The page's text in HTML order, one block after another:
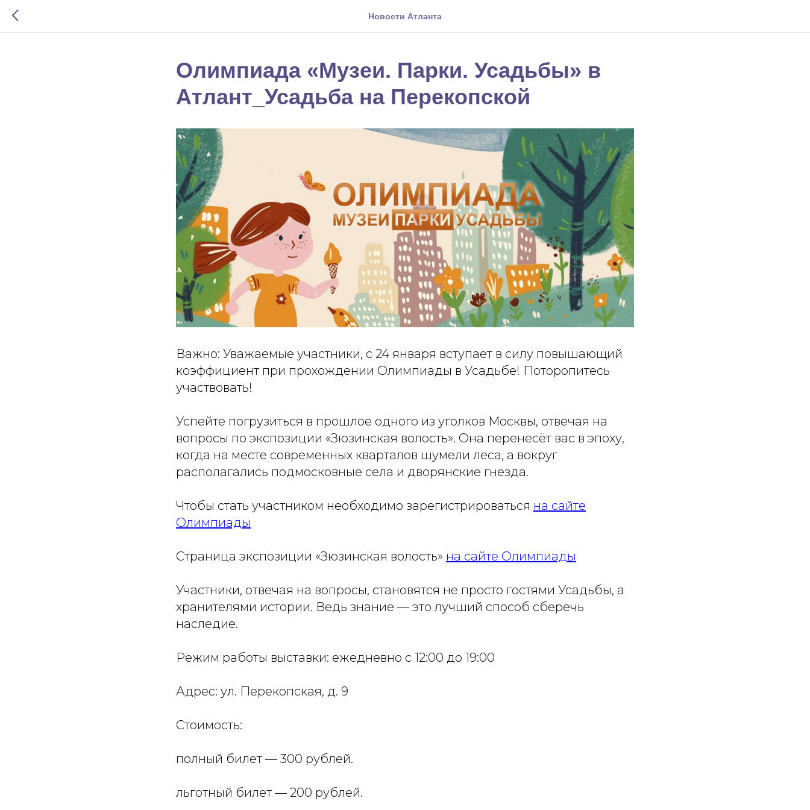
Новости Атланта
Олимпиада «Музеи. Парки. Усадьбы» в
Атлант_Усадьба на Перекопской
Важно: Уважаемые участники, с 24 января вступает в силу повышающий
коэффициент при прохождении Олимпиады в Усадьбе! Поторопитесь
участвовать!
Успейте погрузиться в прошлое одного из уголков Москвы, отвечая на
вопросы по экспозиции «Зюзинская волость». Она перенесёт вас в эпоху,
когда на месте современных кварталов шумели леса, а вокруг
располагались подмосковные села и дворянские гнезда.
Чтобы стать участником необходимо зарегистрироваться на сайте
Олимпиады
Страница экспозиции «Зюзинская волость» на сайте Олимпиады
Участники, отвечая на вопросы, становятся не просто гостями Усадьбы, а
хранителями истории. Ведь знание — это лучший способ сберечь
наследие.
Режим работы выставки: ежедневно с 12:00 до 19:00
Адрес: ул. Перекопская, д. 9
Стоимость:
полный билет — 300 рублей.
льготный билет — 200 рублей.